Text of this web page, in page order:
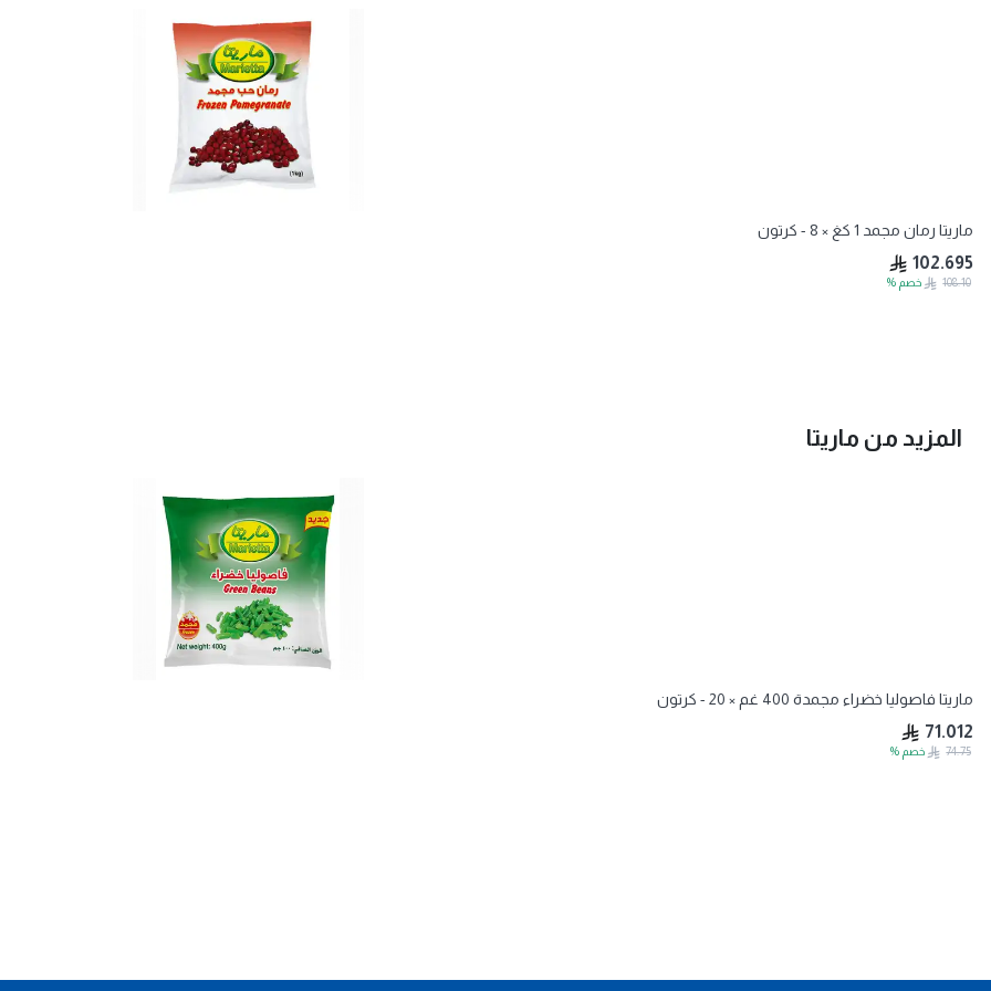
ماريتا رمان مجمد 1 كغ × 8 - كرتون
102.695
108.10 خصم %
المزيد من ماريتا
ماريتا فاصوليا خضراء مجمدة 400 غم × 20 - كرتون
71.012
74.75 خصم %